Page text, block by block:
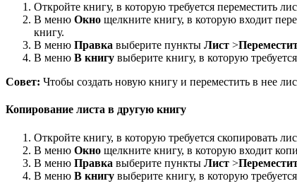
Откройте книгу, в которую требуется переместить
В меню Окно щелкните книгу, в которую входит
книгу.
В меню Правка выберите пункты Лист >
В меню В книгу выберите книгу, в которую
Совет: Чтобы создать новую книгу и переместить в нее
Копирование листа в другую книгу
Откройте книгу, в которую требуется скопировать
В меню Окно щелкните книгу, в которую входит
В меню Правка выберите пункты Лист >
В меню В книгу выберите книгу, в которую